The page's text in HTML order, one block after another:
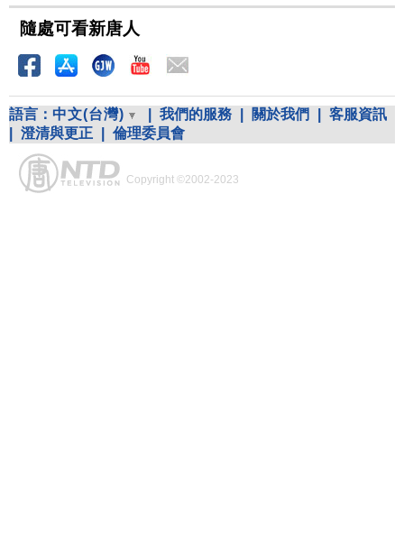
隨處可看新唐人
語言： 中文(台灣) 我們的服務 關於我們
客服資訊
澄清與更正 倫理委員會
Copyright ©2002-2023